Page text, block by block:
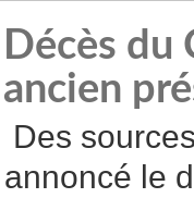
Décès du
ancien
Des
annoncé le